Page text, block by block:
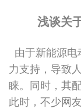
浅谈关
由于新能源电
力支持，导致
睐。同时，其
此时，不少网